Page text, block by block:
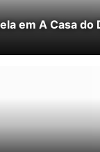
em A Casa do